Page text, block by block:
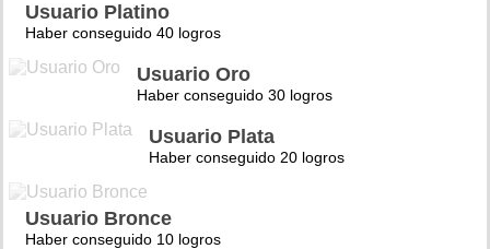
Usuario Platino
Haber conseguido 40 logros
Usuario Oro
Haber conseguido 30 logros
Usuario Plata
Haber conseguido 20 logros
Usuario Bronce
Haber conseguido 10 logros